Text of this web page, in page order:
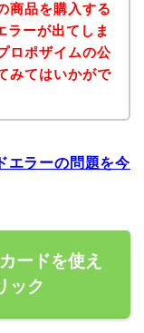
商品を購入する
ーが出てしま
ロポザイムの公
みてはいかがで
ラーの問題を今
ードを使え
ック